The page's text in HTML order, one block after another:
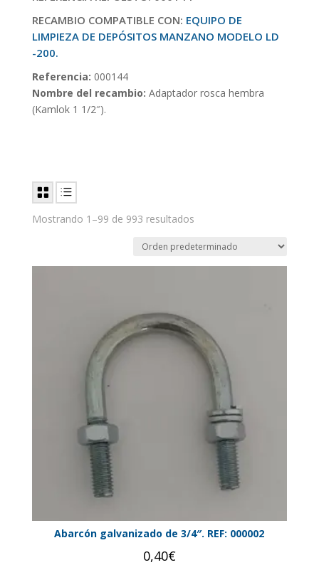
RECAMBIO COMPATIBLE CON: EQUIPO DE
LIMPIEZA DE DEPÓSITOS MANZANO MODELO LD
-200.
Referencia: 000144
Nombre del recambio: Adaptador rosca hembra
(Kamlok 1 1/2″).
Mostrando 1–99 de 993 resultados
Abarcón galvanizado de 3/4″. REF: 000002
0,40€